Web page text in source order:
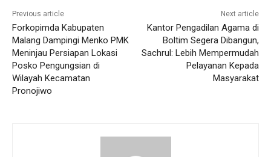
Previous article
Forkopimda Kabupaten
Malang Dampingi Menko PMK
Meninjau Persiapan Lokasi
Posko Pengungsian di
Wilayah Kecamatan
Pronojiwo
Next article
Kantor Pengadilan Agama di
Boltim Segera Dibangun,
Sachrul: Lebih Mempermudah
Pelayanan Kepada
Masyarakat